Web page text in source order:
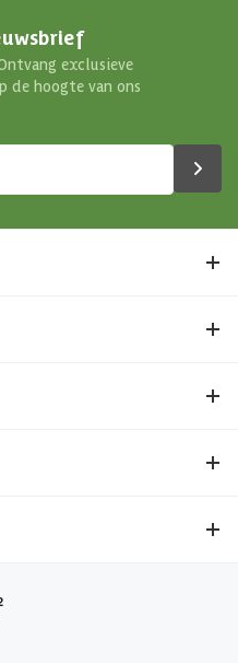
exclusieve
de hoogte van ons